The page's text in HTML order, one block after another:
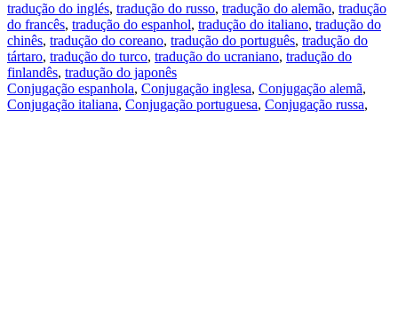
tradução do inglés, tradução do russo, tradução do alemão, tradução
do francês, tradução do espanhol, tradução do italiano, tradução do
chinês, tradução do coreano, tradução do português, tradução do
tártaro, tradução do turco, tradução do ucraniano, tradução do
finlandês, tradução do japonês
Conjugação espanhola, Conjugação inglesa, Conjugação alemã,
Conjugação italiana, Conjugação portuguesa, Conjugação russa,